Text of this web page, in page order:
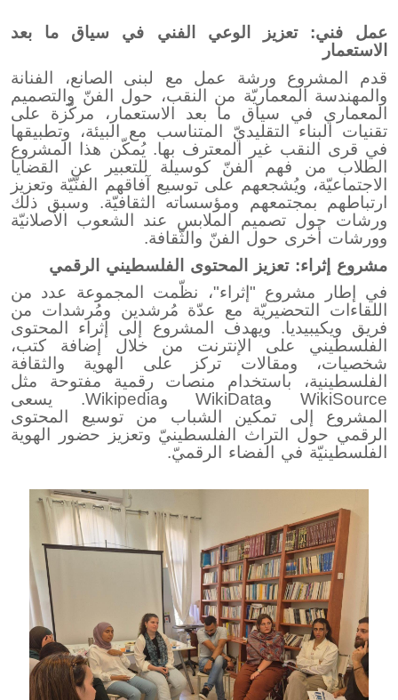
عمل فني: تعزيز الوعي الفني في سياق ما بعد
الاستعمار
قدم المشروع ورشة عمل مع لبنى الصانع، الفنانة
والمهندسة المعماريّة من النقب، حول الفنّ والتصميم
المعماري في سياق ما بعد الاستعمار، مركّزة على
تقنيات البناء التقليديّ المتناسب مع البيئة، وتطبيقها
في قرى النقب غير المعترف بها. يُمكّن هذا المشروع
الطلاب من فهم الفنّ كوسيلة للتعبير عن القضايا
الاجتماعيّة، ويُشجعهم على توسيع آفاقهم الفنّيّة وتعزيز
ارتباطهم بمجتمعهم ومؤسساته الثقافيّة. وسبق ذلك
ورشات حول تصميم الملابس عند الشعوب الأصلانيّة
وورشات أخرى حول الفنّ والثّقافة.
مشروع إثراء: تعزيز المحتوى الفلسطيني الرقمي
في إطار مشروع "إثراء"، نظّمت المجموعة عدد من
اللقاءات التحضيريّة مع عدّة مُرشدين ومُرشدات من
فريق ويكيبيديا. ويهدف المشروع إلى إثراء المحتوى
الفلسطيني على الإنترنت من خلال إضافة كتب،
شخصيات، ومقالات تركز على الهوية والثقافة
الفلسطينية، باستخدام منصات رقمية مفتوحة مثل
WikiSourceوWikiDataوWikipedia. يسعى
المشروع إلى تمكين الشباب من توسيع المحتوى
الرقمي حول التراث الفلسطينيّ وتعزيز حضور الهوية
الفلسطينيّة في الفضاء الرقميّ.